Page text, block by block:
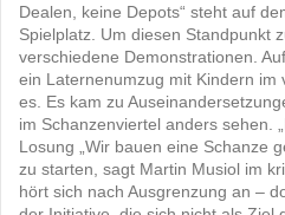
Dealen, keine Depots“ steht auf
Spielplatz. Um diesen Standpunkt
verschiedene Demonstrationen.
ein Laternenumzug mit Kindern im
es. Es kam zu
im Schanzenviertel anders sehen.
Losung „Wir bauen eine Schanze
zu starten, sagt Martin Musiol im
hört sich nach Ausgrenzung an –